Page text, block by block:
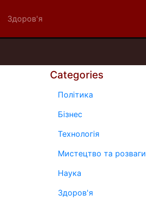
Здоров'я
Categories
Політика
Бізнес
Технологія
Мистецтво та розваги
Наука
Здоров'я